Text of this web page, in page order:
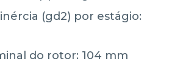
(gd2) por estágio:
do rotor: 104 mm